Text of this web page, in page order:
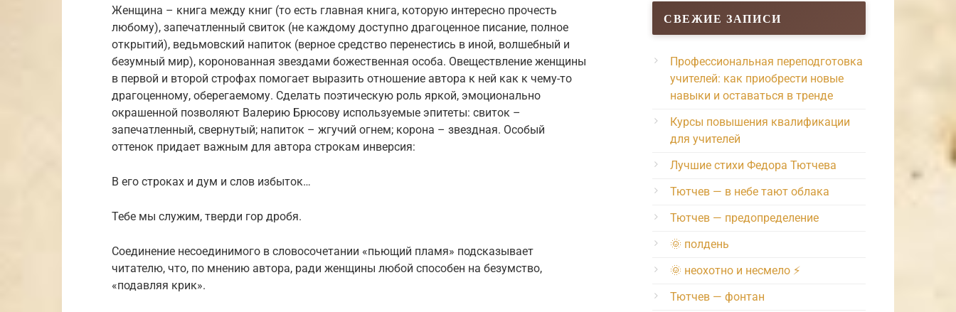
Женщина – книга между книг (то есть главная книга, которую интересно прочесть
любому), запечатленный свиток (не каждому доступно драгоценное писание, полное
открытий), ведьмовский напиток (верное средство перенестись в иной, волшебный и
безумный мир), коронованная звездами божественная особа. Овеществление женщины
в первой и второй строфах помогает выразить отношение автора к ней как к чему-то
драгоценному, оберегаемому. Сделать поэтическую роль яркой, эмоционально
окрашенной позволяют Валерию Брюсову используемые эпитеты: свиток –
запечатленный, свернутый; напиток – жгучий огнем; корона – звездная. Особый
оттенок придает важным для автора строкам инверсия:
В его строках и дум и слов избыток…
Тебе мы служим, тверди гор дробя.
Соединение несоединимого в словосочетании «пьющий пламя» подсказывает
читателю, что, по мнению автора, ради женщины любой способен на безумство,
«подавляя крик».
СВЕЖИЕ ЗАПИСИ
Профессиональная переподготовка
учителей: как приобрести новые
навыки и оставаться в тренде
Курсы повышения квалификации
для учителей
Лучшие стихи Федора Тютчева
Тютчев — в небе тают облака
Тютчев — предопределение
🌞 полдень
🌞 неохотно и несмело ⚡️
Тютчев — фонтан